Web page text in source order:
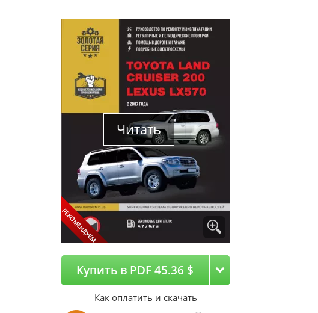
Читать
Купить в PDF 45.36 $
Как оплатить и скачать